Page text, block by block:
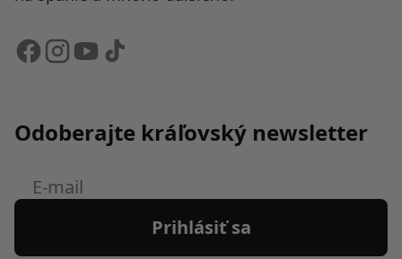
Odoberajte kráľovský newsletter
mail
Prihlásiť sa